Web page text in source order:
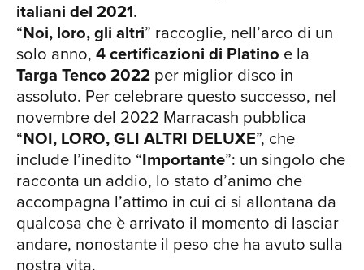
italiani del 2021.
“Noi, loro, gli altri” raccoglie, nell’arco di un
solo anno, 4 certificazioni di Platino e la
Targa Tenco 2022 per miglior disco in
assoluto. Per celebrare questo successo, nel
novembre del 2022 Marracash pubblica
“NOI, LORO, GLI ALTRI DELUXE”, che
include l’inedito “Importante”: un singolo che
racconta un addio, lo stato d’animo che
accompagna l’attimo in cui ci si allontana da
qualcosa che è arrivato il momento di lasciar
andare, nonostante il peso che ha avuto sulla
nostra vita.